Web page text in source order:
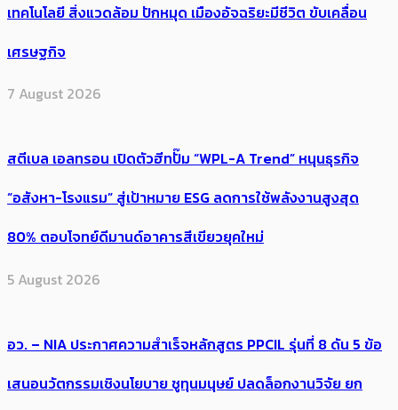
เทคโนโลยี สิ่งแวดล้อม ปักหมุด เมืองอัจฉริยะมีชีวิต ขับเคลื่อน
เศรษฐกิจ
7 August 2026
สตีเบล เอลทรอน เปิดตัวฮีทปั๊ม “WPL-A Trend” หนุนธุรกิจ
“อสังหา-โรงแรม” สู่เป้าหมาย ESG ลดการใช้พลังงานสูงสุด
80% ตอบโจทย์ดีมานด์อาคารสีเขียวยุคใหม่
5 August 2026
อว. – NIA ประกาศความสำเร็จหลักสูตร PPCIL รุ่นที่ 8 ดัน 5 ข้อ
เสนอนวัตกรรมเชิงนโยบาย ชูทุนมนุษย์ ปลดล็อกงานวิจัย ยก